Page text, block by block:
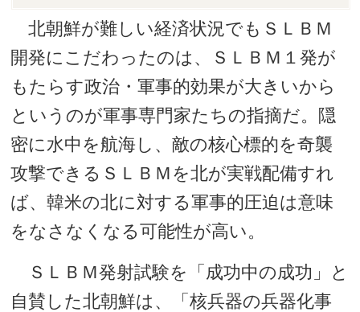
北朝鮮が難しい経済状況でもＳＬＢＭ
開発にこだわったのは、ＳＬＢＭ１発が
もたらす政治・軍事的効果が大きいから
というのが軍事専門家たちの指摘だ。隠
密に水中を航海し、敵の核心標的を奇襲
攻撃できるＳＬＢＭを北が実戦配備すれ
ば、韓米の北に対する軍事的圧迫は意味
をなさなくなる可能性が高い。
ＳＬＢＭ発射試験を「成功中の成功」と
自賛した北朝鮮は、「核兵器の兵器化事